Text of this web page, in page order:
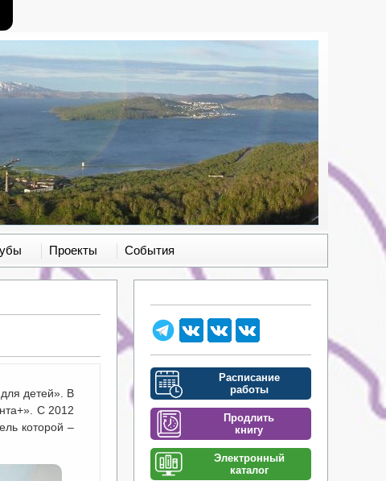
Проекты События
детей». В
С 2012
которой –
Расписание
работы
Продлить
книгу
Электронный
каталог